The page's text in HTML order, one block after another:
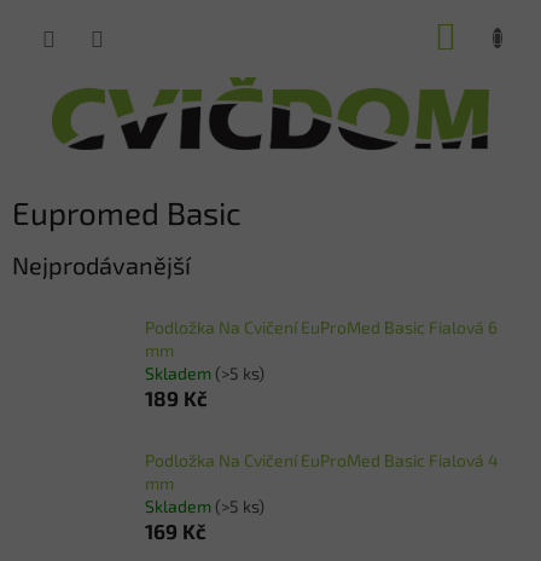
Eupromed Basic
Nejprodávanější
Podložka Na Cvičení EuProMed Basic Fialová 6
mm
Skladem (>5 ks)
189 Kč
Podložka Na Cvičení EuProMed Basic Fialová 4
mm
Skladem (>5 ks)
169 Kč